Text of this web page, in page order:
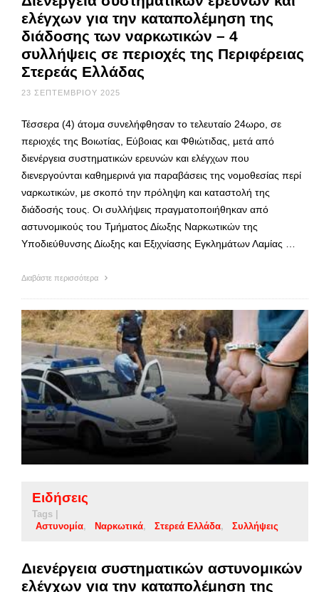
ελέγχων για την καταπολέμηση της
διάδοσης των ναρκωτικών – 4
συλλήψεις σε περιοχές της Περιφέρειας
Στερεάς Ελλάδας
23 ΣΕΠΤΕΜΒΡΊΟΥ 2025
Τέσσερα (4) άτομα συνελήφθησαν το τελευταίο 24ωρο, σε
περιοχές της Βοιωτίας, Εύβοιας και Φθιώτιδας, μετά από
διενέργεια συστηματικών ερευνών και ελέγχων που
διενεργούνται καθημερινά για παραβάσεις της νομοθεσίας περί
ναρκωτικών, με σκοπό την πρόληψη και καταστολή της
διάδοσής τους. Οι συλλήψεις πραγματοποιήθηκαν από
αστυνομικούς του Τμήματος Δίωξης Ναρκωτικών της
Υποδιεύθυνσης Δίωξης και Εξιχνίασης Εγκλημάτων Λαμίας …
Διαβάστε περισσότερα
Ειδήσεις
Tags |
Αστυνομία
Ναρκωτικά Στερεά Ελλάδα Συλλήψεις
Διενέργεια συστηματικών αστυνομικών
ελέγχων για την καταπολέμηση της